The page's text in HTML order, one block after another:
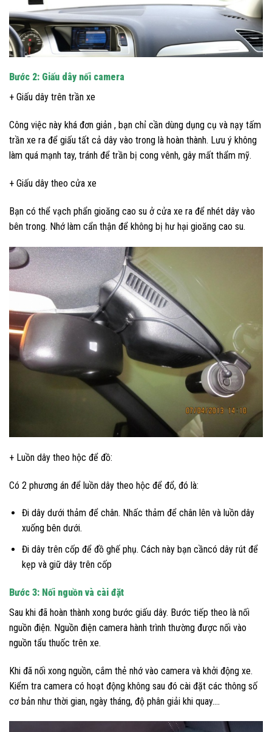
Bước 2: Giấu dây nối camera
+ Giấu dây trên trần xe
Công việc này khá đơn giản , bạn chỉ cần dùng dụng cụ và nạy tấm
trần xe ra để giấu tất cả dây vào trong là hoàn thành. Lưu ý không
làm quá mạnh tay, tránh để trần bị cong vênh, gây mất thẩm mỹ.
+ Giấu dây theo cửa xe
Bạn có thể vạch phẩn gioăng cao su ở cửa xe ra để nhét dây vào
bên trong. Nhớ làm cẩn thận để không bị hư hại gioăng cao su.
+ Luồn dây theo hộc để đồ:
Có 2 phương án để luồn dây theo hộc để đổ, đó là:
Đi dây dưới thảm để chân. Nhấc thảm để chân lên và luồn dây
xuống bên dưới.
Đi dây trên cốp để đồ ghế phụ. Cách này bạn cầncó dây rút để
kẹp và giữ dây trên cốp
Bước 3: Nối nguồn và cài đặt
Sau khi đã hoàn thành xong bước giấu dây. Bước tiếp theo là nối
nguồn điện. Nguồn điện camera hành trình thường được nối vào
nguồn tẩu thuốc trên xe.
Khi đã nối xong nguồn, cắm thẻ nhớ vào camera và khởi động xe.
Kiểm tra camera có hoạt động không sau đó cài đặt các thông số
cơ bản như thời gian, ngày tháng, độ phân giải khi quay….